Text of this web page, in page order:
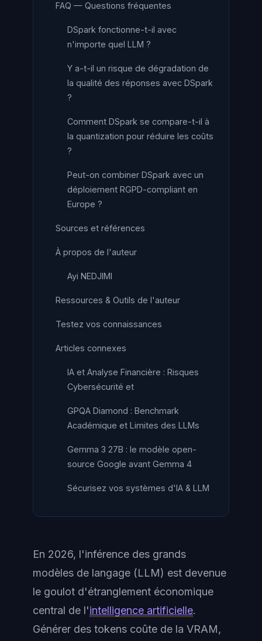
FAQ — Questions fréquentes
DSpark fonctionne-t-il avec
n'importe quel LLM ?
Y a-t-il un risque de dégradation de
la qualité des réponses avec DSpark
?
Comment DSpark se compare-t-il à
la quantization pour réduire les coûts
?
Peut-on combiner DSpark avec un
déploiement RGPD-compliant en
Europe ?
Sources et références
À propos de l'auteur
Ayi NEDJIMI
Ressources & Outils de l'auteur
Testez vos connaissances
Articles connexes
IA et Analyse Financière : Risques
Cybersécurité et
GPQA Diamond : Benchmark
Académique et Limites des LLMs
Gemma 3 27B : le modèle open-
source Google avant Gemma 4
Sécurisez vos systèmes d'IA & LLM
En 2026, l'inférence des grands
modèles de langage (LLM) est devenue
le goulot d'étranglement économique
central de l'intelligence artificielle.
Générer des tokens coûte de la VRAM,